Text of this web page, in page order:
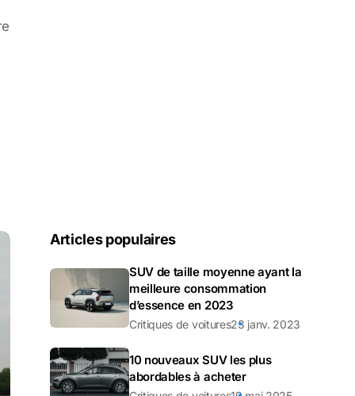
Articles populaires
SUV de taille moyenne ayant la
meilleure consommation
d’essence en 2023
Critiques de voitures23 janv. 2023
10 nouveaux SUV les plus
abordables à acheter